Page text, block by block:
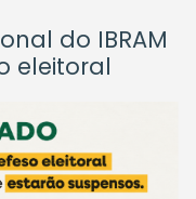
do IBRAM
eleitoral